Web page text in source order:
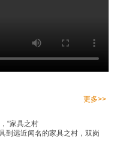
更多>>
“家具之村
到远近闻名的家具之村，双岗